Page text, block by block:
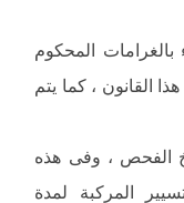
بالغرامات المحكوم
القانون ، كما یتم
الفحص ، وفى ھذه
المركبة لمدة